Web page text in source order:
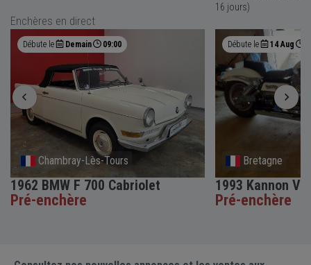
16 jours)
Enchères en direct
Débute le Demain 09:00
Chambray-Lès-Tours
1962 BMW F 700 Cabriolet
Pré-enchère
Débute le 14 Aug
Bretagne
1993 Kannon V8
Pré-enchère